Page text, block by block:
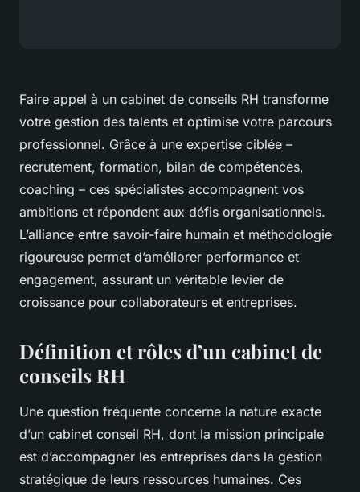
Faire appel à un cabinet de conseils RH transforme
votre gestion des talents et optimise votre parcours
professionnel. Grâce à une expertise ciblée –
recrutement, formation, bilan de compétences,
coaching – ces spécialistes accompagnent vos
ambitions et répondent aux défis organisationnels.
L’alliance entre savoir-faire humain et méthodologie
rigoureuse permet d’améliorer performance et
engagement, assurant un véritable levier de
croissance pour collaborateurs et entreprises.
Définition et rôles d’un cabinet de
conseils RH
Une question fréquente concerne la nature exacte
d’un cabinet conseil RH, dont la mission principale
est d’accompagner les entreprises dans la gestion
stratégique de leurs ressources humaines. Ces